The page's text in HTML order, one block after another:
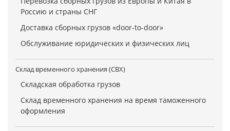
Россию и страны СНГ
Доставка сборных грузов «door-to-door»
Обслуживание юридических и физических лиц
Склад временного хранения (СВХ)
Складская обработка грузов
Склад временного хранения на время таможенного
оформления